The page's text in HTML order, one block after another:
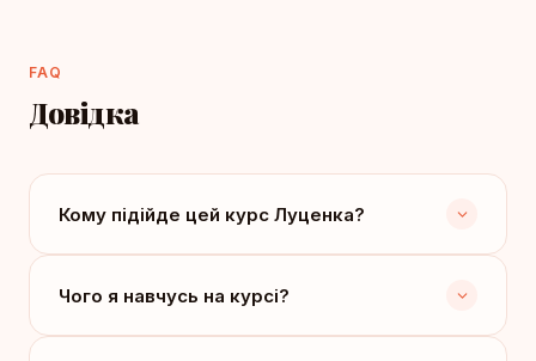
FAQ
Довідка
Кому підійде цей курс Луценка?
Чого я навчусь на курсі?